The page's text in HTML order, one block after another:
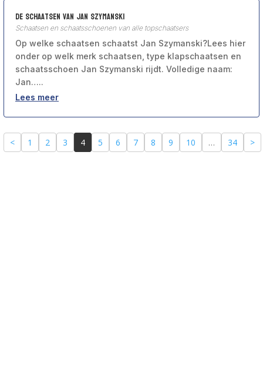
De schaatsen van Jan Szymanski
Schaatsen en schaatsschoenen van alle topschaatsers
Op welke schaatsen schaatst Jan Szymanski?Lees hier
onder op welk merk schaatsen, type klapschaatsen en
schaatsschoen Jan Szymanski rijdt. Volledige naam:
Jan…..
Lees meer
< 1 2 3 4 5 6 7 8 9 10 … 34 >